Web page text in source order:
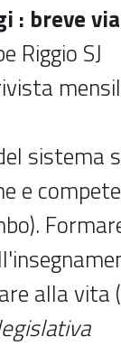
: breve
Riggio SJ
sistema
e
alla vita